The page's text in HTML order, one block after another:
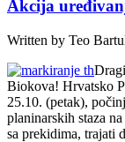
Akcija
Written by Teo
Biokova! Hrvatsko
25.10. (petak),
planinarskih staza
sa prekidima, trajati